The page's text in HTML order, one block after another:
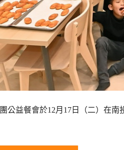
公益餐會於12月17日（二）在